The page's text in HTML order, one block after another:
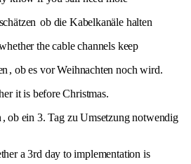
ob die Kabelkanäle halten
the cable channels keep
, ob es vor Weihnachten noch wird.
it is before Christmas.
, ob ein 3. Tag zu Umsetzung notwendig
a 3rd day to implementation is